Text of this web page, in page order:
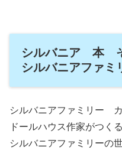
シルバニア 本
シルバニアファ
シルバニアファミリー
ドールハウス作家がつくる
シルバニアファミリーの